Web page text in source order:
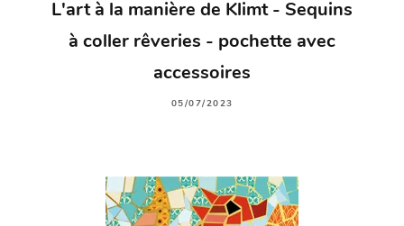
L'art à la manière de Klimt - Sequins
à coller rêveries - pochette avec
accessoires
05/07/2023